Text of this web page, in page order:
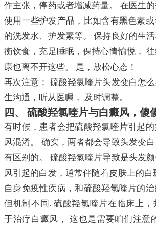
作主张，停药或者增减药量。 在医生
使用一些护发产品，比如含有黑色素
的洗发水、护发素等。 保持良好的生
衡饮食，充足睡眠，保持心情愉悦，
康也离不开这些。 是，放松心态！
再次注意： 硫酸羟氯喹片头发变白怎
生沟通，听从医嘱， 及时调整。
四、 硫酸羟氯喹片与白癜风，傻
有时候，患者会把硫酸羟氯喹片引起
风混淆。 确实，两者都会导致头发变
有区别的。 硫酸羟氯喹片导致是头发
风引起的白发，通常伴随着皮肤上的白
自身免疫性疾病，和硫酸羟氯喹片的治
但机制不同. 硫酸羟氯喹片在临床上，
于治疗白癜风， 这也是需要咱们注意